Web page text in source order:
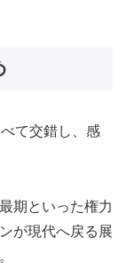
て交錯し、感
期といった権力
が現代へ戻る展